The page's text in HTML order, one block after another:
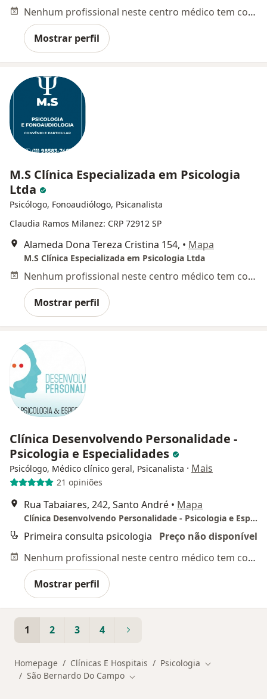
Nenhum profissional neste centro médico tem consultas disponíveis
Mostrar perfil
M.S Clínica Especializada em Psicologia
Ltda
Psicólogo, Fonoaudiólogo, Psicanalista
Claudia Ramos Milanez: CRP 72912 SP
Alameda Dona Tereza Cristina 154, • Mapa
M.S Clínica Especializada em Psicologia Ltda
Nenhum profissional neste centro médico tem consultas disponíveis
Mostrar perfil
Clínica Desenvolvendo Personalidade -
Psicologia e Especialidades
Psicólogo, Médico clínico geral, Psicanalista · Mais
21 opiniões
Rua Tabaiares, 242, Santo André • Mapa
Clínica Desenvolvendo Personalidade - Psicologia e Especialidades
Primeira consulta psicologia
Preço não disponível
Nenhum profissional neste centro médico tem consultas disponíveis
Mostrar perfil
1 2 3 4
Homepage Clínicas E Hospitais Psicologia Mudar de
São Bernardo Do Campo Mudar de cidade